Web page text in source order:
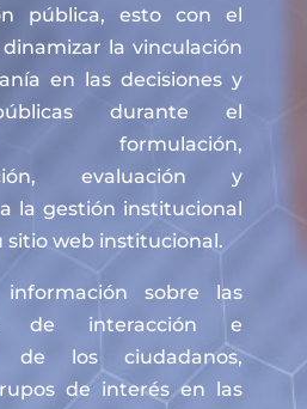
pública, esto con el
la vinculación
en las decisiones y
durante el
formulación,
evaluación y
la gestión institucional
sitio web institucional.
sobre las
de interacción e
de los ciudadanos,
de interés en las